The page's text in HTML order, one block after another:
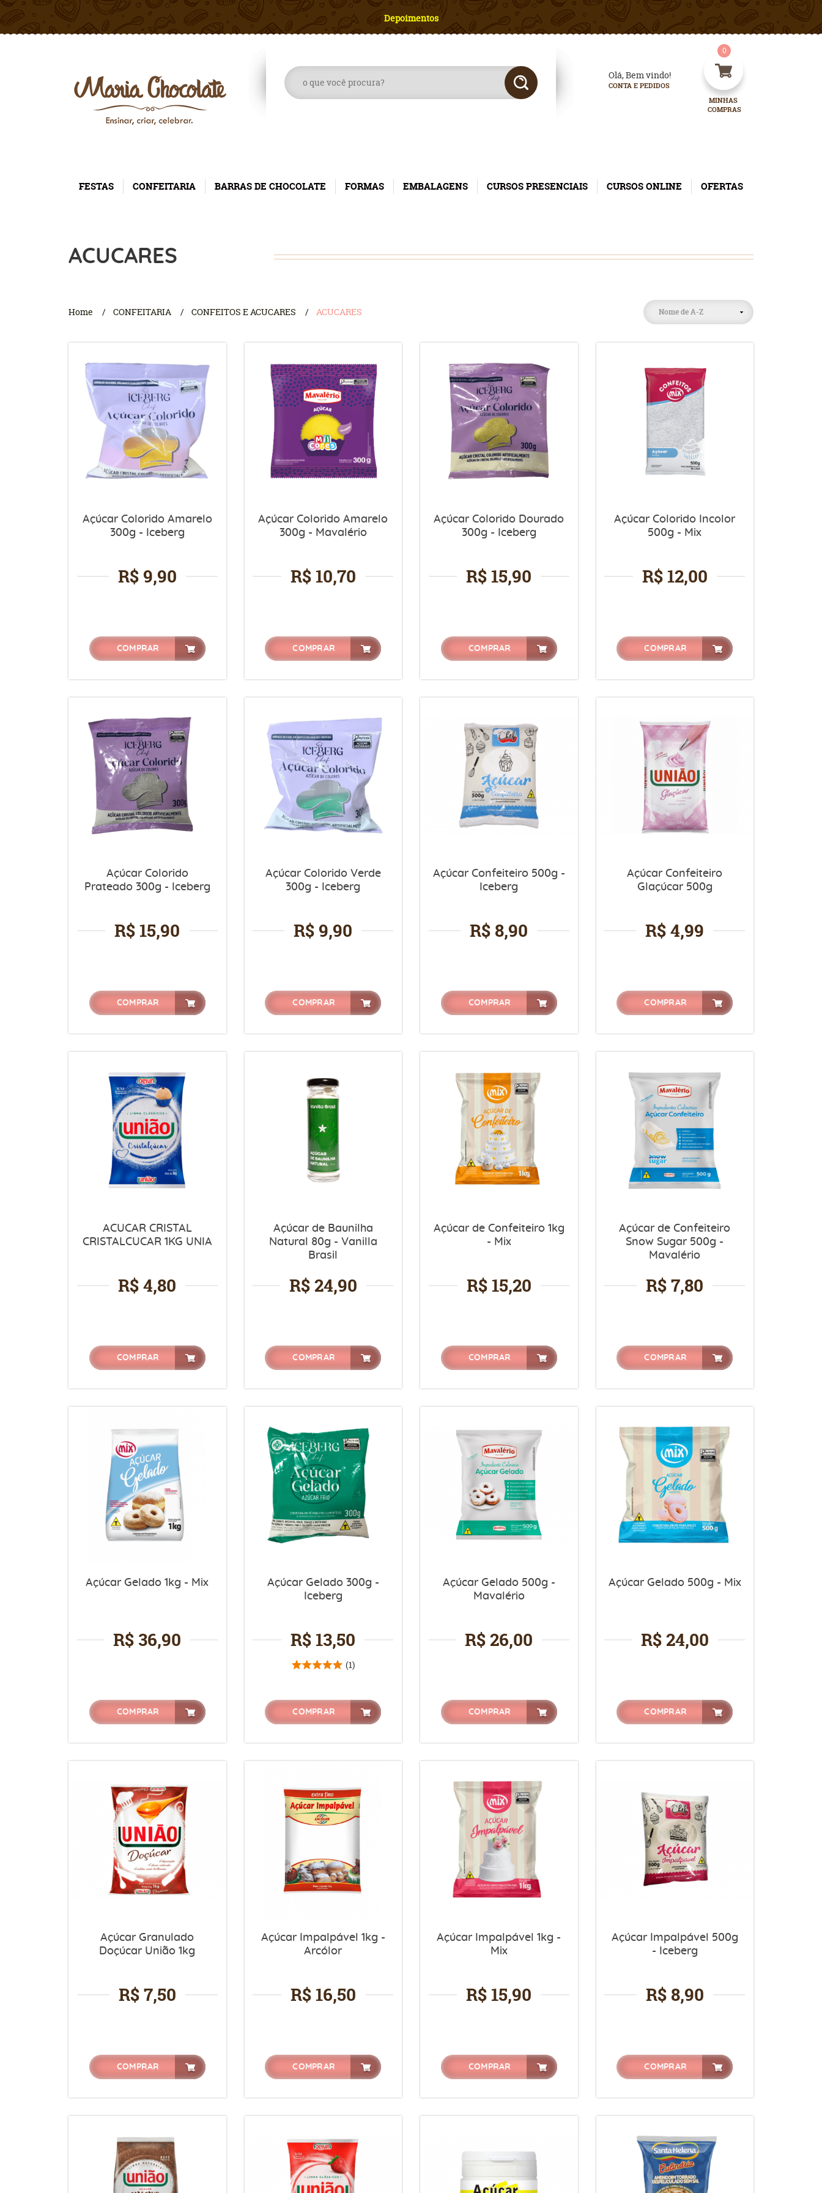
Depoimentos
Olá, Bem vindo!
CONTA E PEDIDOS
MINHAS
COMPRAS
0
FESTAS CONFEITARIA BARRAS DE CHOCOLATE FORMAS EMBALAGENS CURSOS PRESENCIAIS CURSOS ONLINE OFERTAS
ACUCARES
Home CONFEITARIA CONFEITOS E ACUCARES ACUCARES Nome de A-Z
Açúcar Colorido Amarelo
300g - Iceberg
R$ 9,90
COMPRAR
Açúcar Colorido Amarelo
300g - Mavalério
R$ 10,70
COMPRAR
Açúcar Colorido Dourado
300g - Iceberg
R$ 15,90
COMPRAR
Açúcar Colorido Incolor
500g - Mix
R$ 12,00
COMPRAR
Açúcar Colorido
Prateado 300g - Iceberg
R$ 15,90
COMPRAR
Açúcar Colorido Verde
300g - Iceberg
R$ 9,90
COMPRAR
Açúcar Confeiteiro 500g -
Iceberg
R$ 8,90
COMPRAR
Açúcar Confeiteiro
Glaçúcar 500g
R$ 4,99
COMPRAR
ACUCAR CRISTAL
CRISTALCUCAR 1KG UNIA
R$ 4,80
COMPRAR
Açúcar de Baunilha
Natural 80g - Vanilla
Brasil
R$ 24,90
COMPRAR
Açúcar de Confeiteiro 1kg
- Mix
R$ 15,20
COMPRAR
Açúcar de Confeiteiro
Snow Sugar 500g -
Mavalério
R$ 7,80
COMPRAR
Açúcar Gelado 1kg - Mix
R$ 36,90
COMPRAR
Açúcar Gelado 300g -
Iceberg
R$ 13,50
(1)
COMPRAR
Açúcar Gelado 500g -
Mavalério
R$ 26,00
COMPRAR
Açúcar Gelado 500g - Mix
R$ 24,00
COMPRAR
Açúcar Granulado
Doçúcar União 1kg
R$ 7,50
COMPRAR
Açúcar Impalpável 1kg -
Arcólor
R$ 16,50
COMPRAR
Açúcar Impalpável 1kg -
Mix
R$ 15,90
COMPRAR
Açúcar Impalpável 500g
- Iceberg
R$ 8,90
COMPRAR